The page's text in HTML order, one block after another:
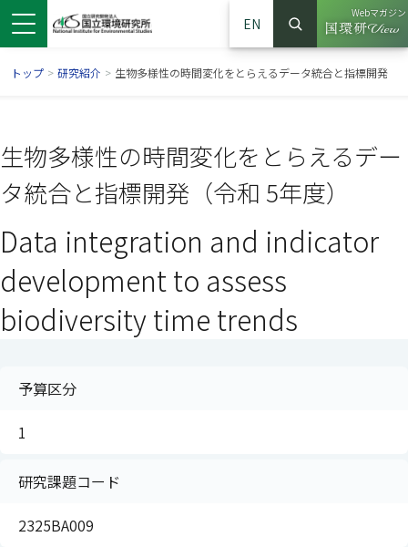
ドウで開きます）
ンドウで開きます）
ウインドウで開きます）
EN
サイト内検索
検索
Webマガジン
（別ウイ
トップ > 研究紹介 > 生物多様性の時間変化をとらえるデータ統合と指標開発
生物多様性の時間変化をとらえるデー
タ統合と指標開発（令和 5年度）
Data integration and indicator
development to assess
biodiversity time trends
予算区分
1
研究課題コード
2325BA009